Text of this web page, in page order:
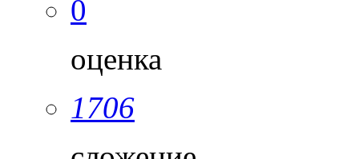
0
оценка
1706